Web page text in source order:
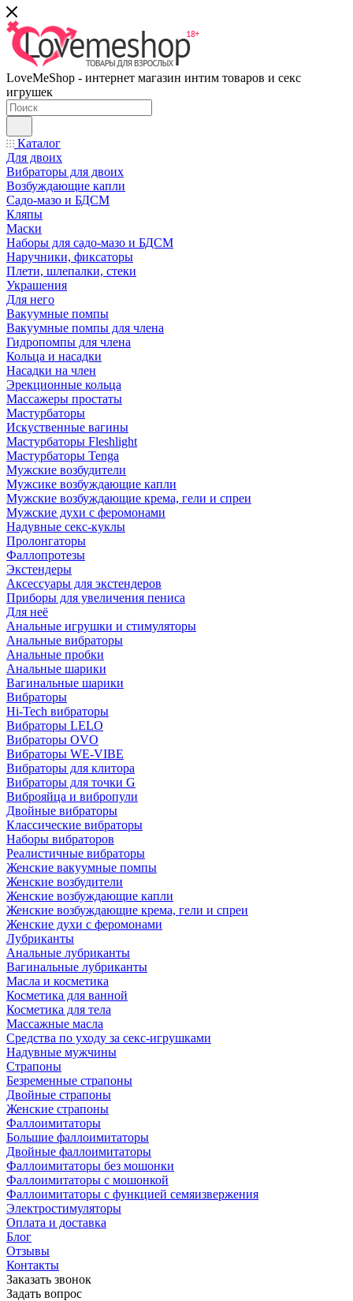
LoveMeShop - интернет магазин интим товаров и секс
игрушек
Каталог
Для двоих
Вибраторы для двоих
Возбуждающие капли
Садо-мазо и БДСМ
Кляпы
Маски
Наборы для садо-мазо и БДСМ
Наручники, фиксаторы
Плети, шлепалки, стеки
Украшения
Для него
Вакуумные помпы
Вакуумные помпы для члена
Гидропомпы для члена
Кольца и насадки
Насадки на член
Эрекционные кольца
Массажеры простаты
Мастурбаторы
Искуственные вагины
Мастурбаторы Fleshlight
Мастурбаторы Tenga
Мужские возбудители
Мужсике возбуждающие капли
Мужские возбуждающие крема, гели и спреи
Мужские духи с феромонами
Надувные секс-куклы
Пролонгаторы
Фаллопротезы
Экстендеры
Аксессуары для экстендеров
Приборы для увеличения пениса
Для неё
Анальные игрушки и стимуляторы
Анальные вибраторы
Анальные пробки
Анальные шарики
Вагинальные шарики
Вибраторы
Hi-Tech вибраторы
Вибраторы LELO
Вибраторы OVO
Вибраторы WE-VIBE
Вибраторы для клитора
Вибраторы для точки G
Виброяйца и вибропули
Двойные вибраторы
Классические вибраторы
Наборы вибраторов
Реалистичные вибраторы
Женские вакуумные помпы
Женские возбудители
Женские возбуждающие капли
Женские возбуждающие крема, гели и спреи
Женские духи с феромонами
Лубриканты
Анальные лубриканты
Вагинальные лубриканты
Масла и косметика
Косметика для ванной
Косметика для тела
Массажные масла
Средства по уходу за секс-игрушками
Надувные мужчины
Страпоны
Безременные страпоны
Двойные страпоны
Женские страпоны
Фаллоимитаторы
Большие фаллоимитаторы
Двойные фаллоимитаторы
Фаллоимитаторы без мошонки
Фаллоимитаторы с мошонкой
Фаллоимитаторы с функцией семяизвержения
Электростимуляторы
Оплата и доставка
Блог
Отзывы
Контакты
Заказать звонок
Задать вопрос